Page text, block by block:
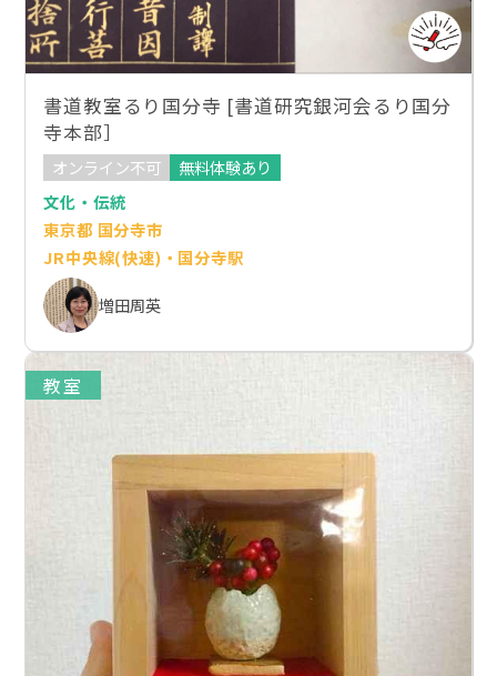
書道教室るり国分寺 [書道研究銀河会るり国分
寺本部］
オンライン不可
無料体験あり
文化・伝統
東京都 国分寺市
JR中央線(快速)・国分寺駅
増田周英
教室